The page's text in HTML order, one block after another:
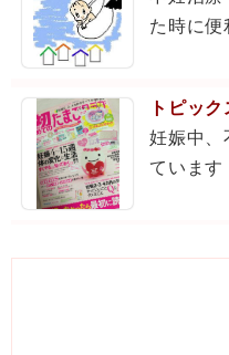
た時に便
トピック
妊娠中、
ています